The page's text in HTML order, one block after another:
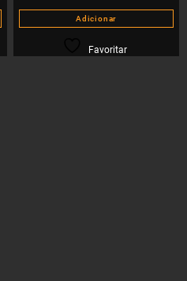
preço
original
750,00 €.
preço
atual
525,00 €.
Adicionar
Favoritar